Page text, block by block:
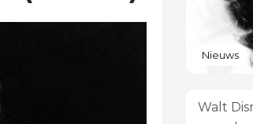
Nieuws
Walt